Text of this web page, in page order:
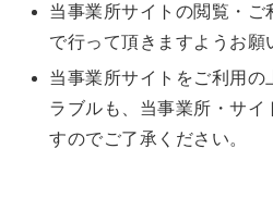
当事業所サイトの閲覧・
で行って頂きますようお願
当事業所サイトをご利用の
ラブルも、当事業所・サイ
すのでご了承ください。